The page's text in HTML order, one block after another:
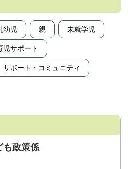
幼児 親 未就学児
児サポート
サポート・コミュニティ
政策係